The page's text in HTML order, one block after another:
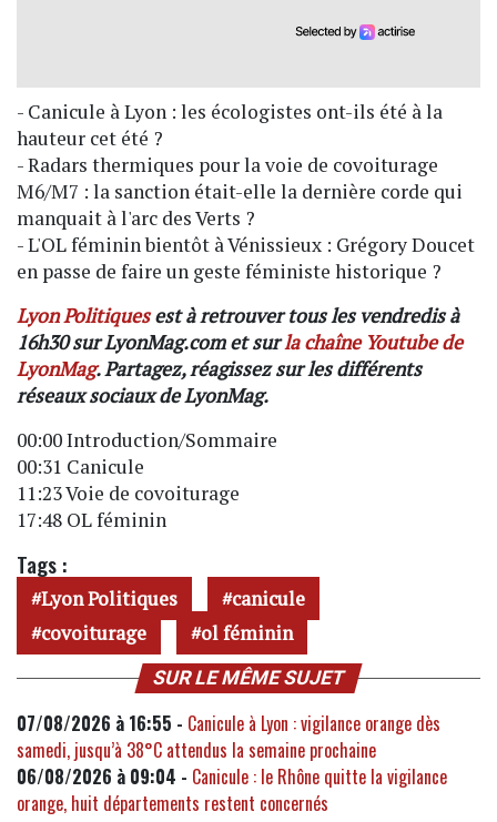
- Canicule à Lyon : les écologistes ont-ils été à la
hauteur cet été ?
- Radars thermiques pour la voie de covoiturage
M6/M7 : la sanction était-elle la dernière corde qui
manquait à l'arc des Verts ?
- L'OL féminin bientôt à Vénissieux : Grégory Doucet
en passe de faire un geste féministe historique ?
Lyon Politiquesest à retrouver tous les vendredis à
16h30 sur LyonMag.com et surla chaîne Youtube de
LyonMag. Partagez, réagissez sur les différents
réseaux sociaux de LyonMag.
00:00 Introduction/Sommaire
00:31 Canicule
11:23 Voie de covoiturage
17:48 OL féminin
Tags :
Lyon Politiques
canicule
covoiturage
ol féminin
SUR LE MÊME SUJET
07/08/2026 à 16:55 - Canicule à Lyon : vigilance orange dès
samedi, jusqu’à 38°C attendus la semaine prochaine
06/08/2026 à 09:04 - Canicule : le Rhône quitte la vigilance
orange, huit départements restent concernés